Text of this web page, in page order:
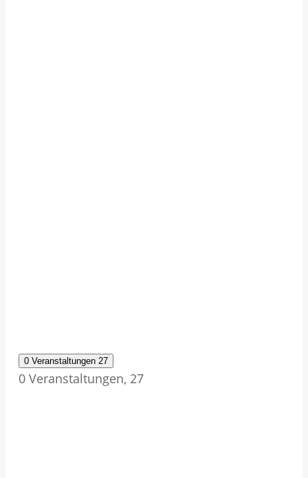
0 Veranstaltungen 27
0 Veranstaltungen, 27